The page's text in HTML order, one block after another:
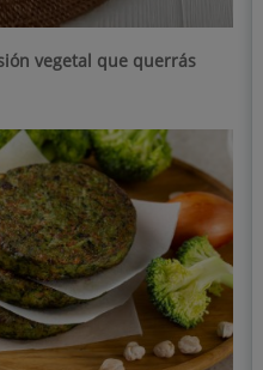
vegetal que querrás